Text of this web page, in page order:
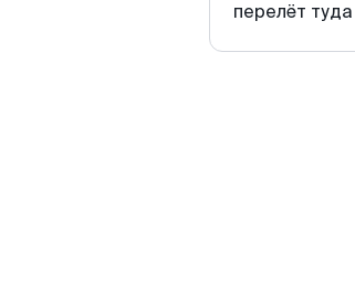
перелёт туда